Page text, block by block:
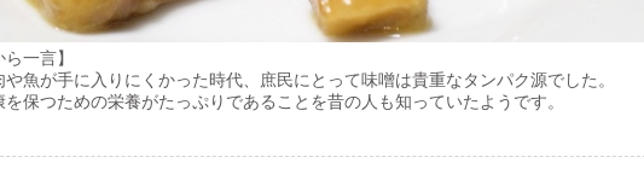
ら一言】
や魚が手に入りにくかった時代、庶民にとって味噌は貴重なタンパク源でした。
を保つための栄養がたっぷりであることを昔の人も知っていたようです。